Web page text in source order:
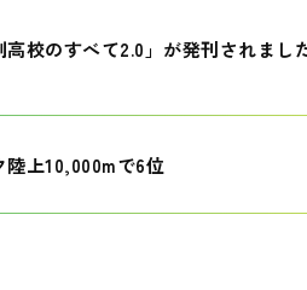
校のすべて2.0」が発刊されまし
上10,000mで6位